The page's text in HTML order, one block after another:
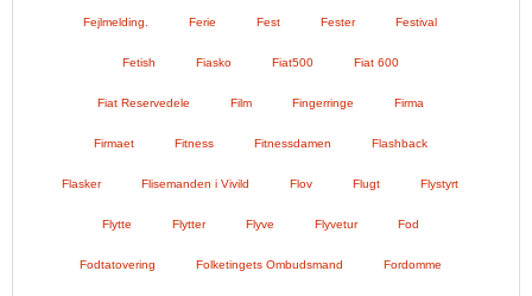
Fejlmelding. Ferie Fest Fester Festival
Fetish Fiasko Fiat500 Fiat 600
Fiat Reservedele Film Fingerringe Firma
Firmaet Fitness Fitnessdamen Flashback
Flasker Flisemanden i Vivild Flov Flugt Flystyrt
Flytte Flytter Flyve Flyvetur Fod
Fodtatovering Folketingets Ombudsmand Fordomme